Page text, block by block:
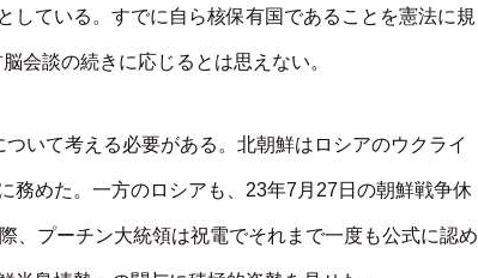
している。すでに自ら核保有国であることを憲法に規
会談の続きに応じるとは思えない。
いて考える必要がある。北朝鮮はロシアのウクライ
務めた。一方のロシアも、23年7月27日の朝鮮戦争休
、プーチン大統領は祝電でそれまで一度も公式に認め